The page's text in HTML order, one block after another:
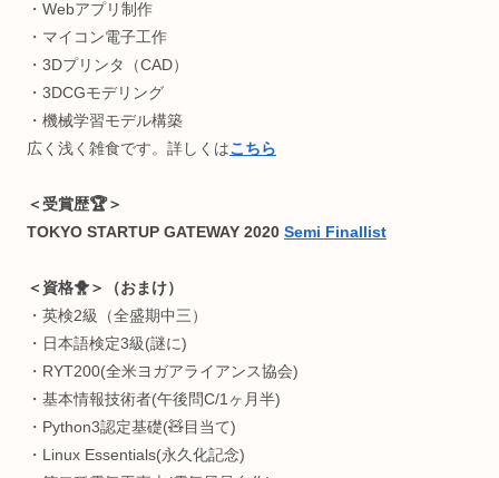
＜何してる人💡＞
“生体情報特化型” R&D(研究開発)
インタラクティブエンジニア
株式会社ワントゥーテンクリエイター
早稲田大学 理工学術院総合研究所
総合研究機構 ヒューマンパフォーマンス研究所